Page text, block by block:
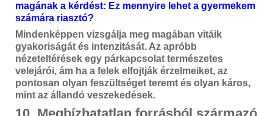
magának a kérdést: Ez mennyire lehet a gyermekem
számára riasztó?
Mindenképpen vizsgálja meg magában vitáik
gyakoriságát és intenzitását. Az apróbb
nézeteltérések egy párkapcsolat természetes
velejárói, ám ha a felek elfojtják érzelmeiket, az
pontosan olyan feszültséget teremt és olyan káros,
mint az állandó veszekedések.